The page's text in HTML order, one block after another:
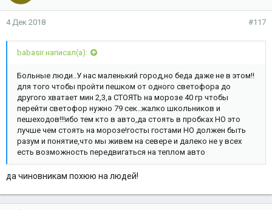
4 Дек 2018 #117
babasir написал(а):
Больные люди..У нас маленький город,но беда даже не в этом!!
для того чтобы пройти пешком от одного светофора до
другого хватает мин 2,3,а СТОЯТЬ на морозе 40 гр чтобы
перейти светофор нужно 79 сек..жалко школьников и
пешеходов!!!ибо тем кто в авто,да стоять в пробках НО это
лучше чем стоять на морозе!госты гостами НО должен быть
разум и понятие,что мы живем на севере и далеко не у всех
есть возможность передвигаться на теплом авто
да чиновникам похюю на людей!